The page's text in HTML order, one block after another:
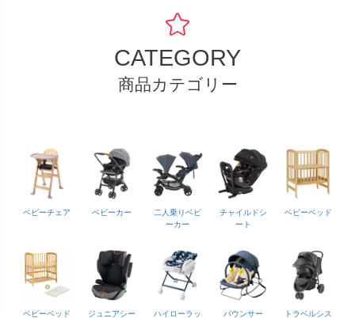
CATEGORY
商品カテゴリー
ベビーチェア ベビーカー
二人乗りベビ
ーカー
チャイルドシ
ート
ベビーベッド
ベビーベッド
ジュニアシー
ハイローラッ
バウンサー
トラベルシス